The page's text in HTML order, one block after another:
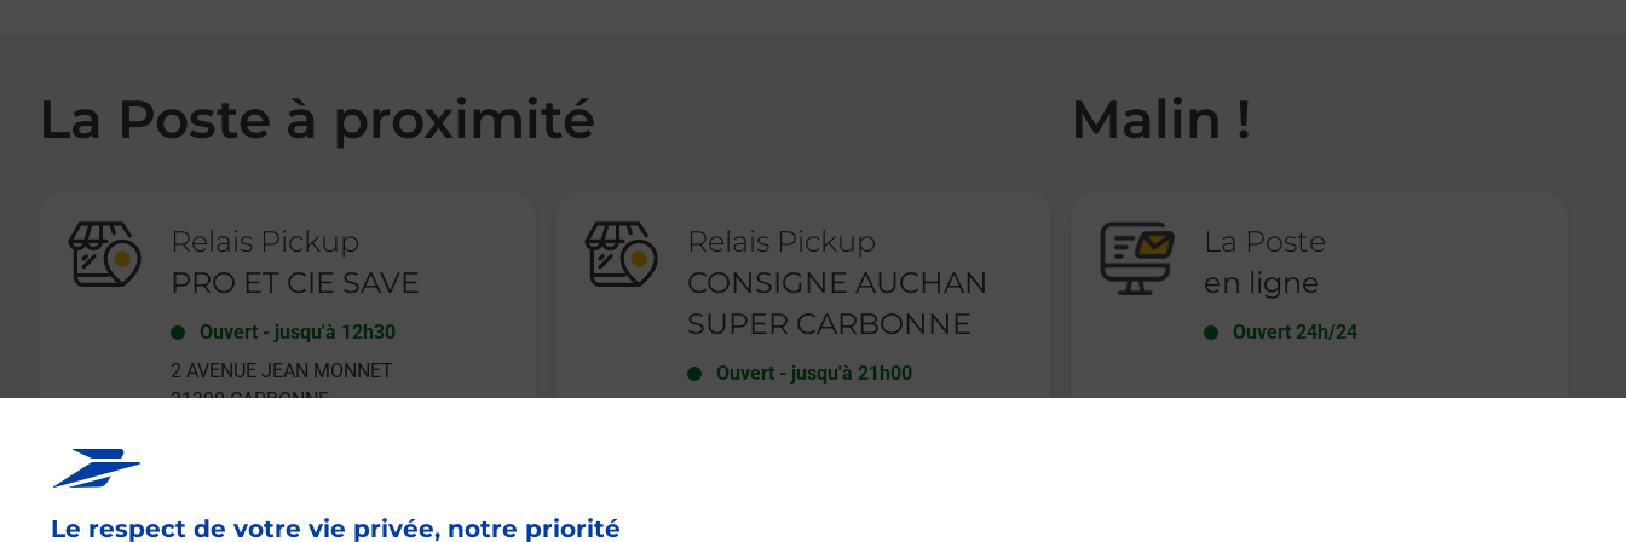
Le respect de votre vie privée, notre priorité
La Poste à proximité
Relais Pickup
PRO ET CIE SAVE
Ouvert - jusqu'à 12h30
2 AVENUE JEAN MONNET
31390 CARBONNE
Relais Pickup
CONSIGNE AUCHAN
SUPER CARBONNE
Ouvert- jusqu'à 21h00
Malin !
La Poste
en ligne
Ouvert 24h/24